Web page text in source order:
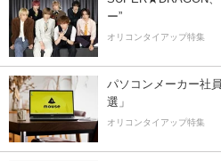
ー”
オリコンタイアップ特集
パソコンメーカー社
選」
オリコンタイアップ特集